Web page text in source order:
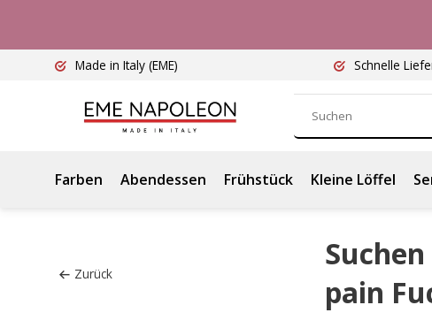
Made in Italy (EME) Schnelle
Farben Abendessen Frühstück Kleine Löffel
Zurück
pain